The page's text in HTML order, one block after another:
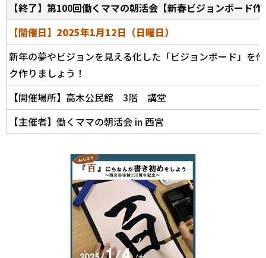
【終了】第100回働くママの朝活会【新春ビジョンボード作
【開催日】2025年1月12日（日曜日）
新年の夢やビジョンを見える化した「ビジョンボード」を
ク作りましょう！
【開催場所】高木公民館 3階 講堂
【主催者】働くママの朝活会 in 西宮